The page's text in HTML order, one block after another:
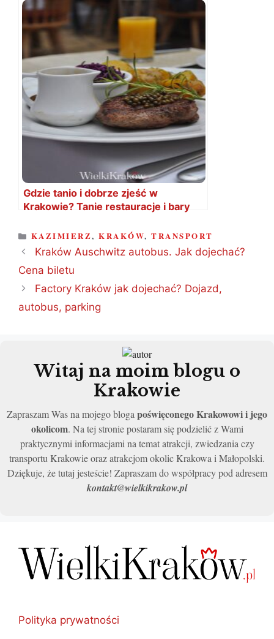
Gdzie tanio i dobrze zjeść w
Krakowie? Tanie restauracje i bary
KATEGORIE
KAZIMIERZ,KRAKÓW,TRANSPORT
Kraków Auschwitz autobus. Jak dojechać?
Cena biletu
Factory Kraków jak dojechać? Dojazd,
autobus, parking
Witaj na moim blogu o
Krakowie
Zapraszam Was na mojego bloga poświęconego Krakowowi i jego
okolicom. Na tej stronie postaram się podzielić z Wami
praktycznymi informacjami na temat atrakcji, zwiedzania czy
transportu Krakowie oraz atrakcjom okolic Krakowa i Małopolski.
Dziękuje, że tutaj jesteście! Zapraszam do współpracy pod adresem
kontakt@wielkikrakow.pl
Polityka prywatności